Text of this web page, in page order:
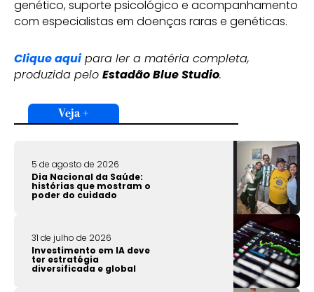
genético, suporte psicológico e acompanhamento
com especialistas em doenças raras e genéticas.
Clique aquipara ler a matéria completa,
produzida pelo Estadão Blue Studio.
Veja +
5 de agosto de 2026
Dia Nacional da Saúde:
histórias que mostram o
poder do cuidado
31 de julho de 2026
Investimento em IA deve
ter estratégia
diversificada e global